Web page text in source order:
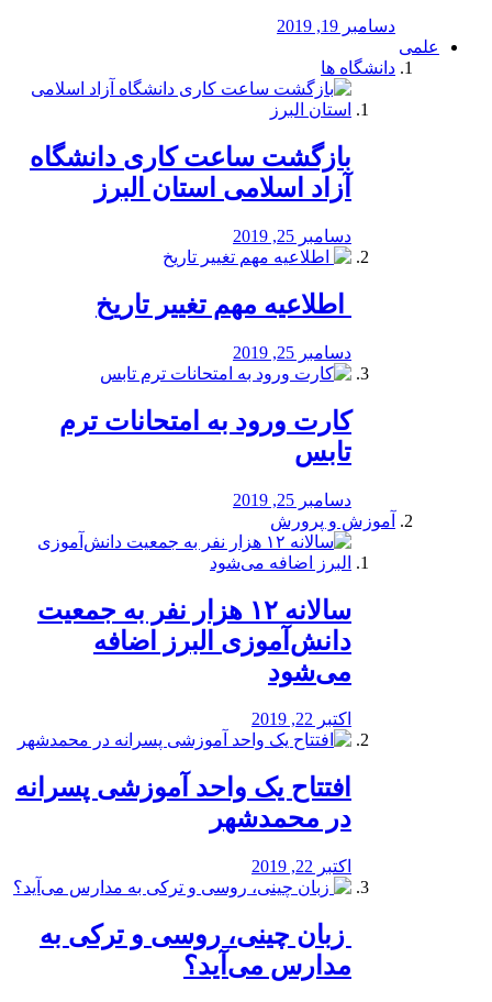
دسامبر 19, 2019
علمی
دانشگاه ها
بازگشت ساعت کاری دانشگاه
آزاد اسلامی استان البرز
دسامبر 25, 2019
️ اطلاعیه مهم تغییر تاریخ
دسامبر 25, 2019
کارت ورود به امتحانات ترم
تابس
دسامبر 25, 2019
آموزش و پرورش
️سالانه ۱۲ هزار نفر به جمعیت
دانش‌آموزی البرز اضافه
می‌شود
اکتبر 22, 2019
افتتاح یک واحد آموزشی پسرانه
در محمدشهر
اکتبر 22, 2019
️ زبان چینی، روسی و ترکی به
مدارس می‌آید؟